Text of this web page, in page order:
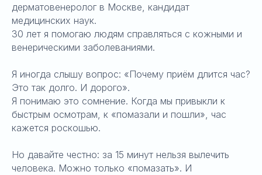
дерматовенеролог в Москве, кандидат
медицинских наук.
30 лет я помогаю людям справляться с кожными и
венерическими заболеваниями.
Я иногда слышу вопрос: «Почему приём длится час?
Это так долго. И дорого».
Я понимаю это сомнение. Когда мы привыкли к
быстрым осмотрам, к «помазали и пошли», час
кажется роскошью.
Но давайте честно: за 15 минут нельзя вылечить
человека. Можно только «помазать». И